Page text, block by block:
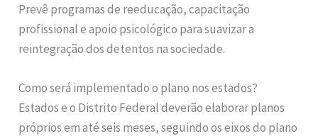
Prevê programas de reeducação, capacitação
profissional e apoio psicológico para suavizar a
reintegração dos detentos na sociedade.
Como será implementado o plano nos estados?
Estados e o Distrito Federal deverão elaborar planos
próprios em até seis meses, seguindo os eixos do plano